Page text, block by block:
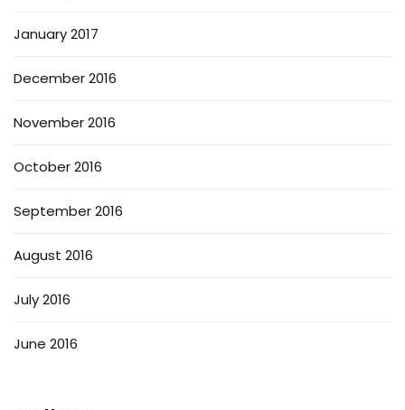
January 2017
December 2016
November 2016
October 2016
September 2016
August 2016
July 2016
June 2016